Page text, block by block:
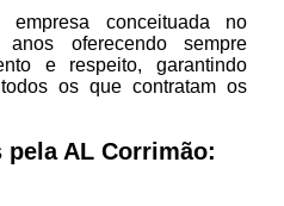
conceituada no
oferecendo sempre
e respeito, garantindo
os que contratam os
AL Corrimão: